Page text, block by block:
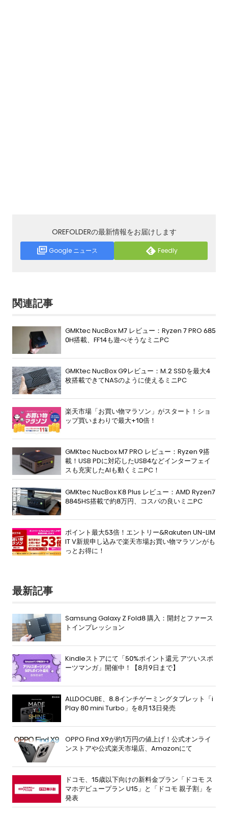
OREFOLDERの最新情報をお届けします
Google ニュース Feedly
関連記事
GMKtec NucBox M7 レビュー：Ryzen 7 PRO 685
0H搭載、FF14も遊べそうなミニPC
GMKtec NucBox G9レビュー：M.2 SSDを最大4
枚搭載できてNASのように使えるミニPC
楽天市場「お買い物マラソン」がスタート！ショ
ップ買いまわりで最大+10倍！
GMKtec Nucbox M7 PRO レビュー：Ryzen 9搭
載！USB PDに対応したUSB4などインターフェイ
スも充実したAIも動くミニPC！
GMKtec NucBox K8 Plus レビュー：AMD Ryzen7
8845HS搭載で約8万円、コスパの良いミニPC
ポイント最大53倍！エントリー&Rakuten UN-LIM
IT V新規申し込みで楽天市場お買い物マラソンがも
っとお得に！
最新記事
Samsung Galaxy Z Fold8 購入：開封とファース
トインプレッション
Kindleストアにて「50%ポイント還元 アツいスポ
ーツマンガ」開催中！【8月9日まで】
ALLDOCUBE、8.8インチゲーミングタブレット「i
Play 80 mini Turbo」を8月13日発売
OPPO Find X9が約1万円の値上げ！公式オンライ
ンストアや公式楽天市場店、Amazonにて
ドコモ、15歳以下向けの新料金プラン「ドコモ ス
マホデビュープラン U15」と「ドコモ 親子割」を
発表